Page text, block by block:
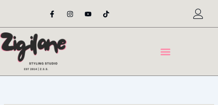
content
F
a
e
o
o
-
I
n
t
Y
o
t
T
i
t